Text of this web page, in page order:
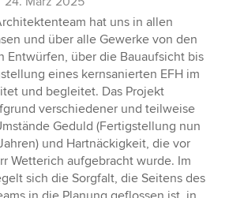
hat uns in allen
und über alle Gewerke von den
Entwürfen, über die Bauaufsicht bis
eines kernsanierten EFH im
und begleitet. Das Projekt
verschiedener und teilweise
Geduld (Fertigstellung nun
und Hartnäckigkeit, die vor
Wetterich aufgebracht wurde. Im
sich die Sorgfalt, die Seitens des